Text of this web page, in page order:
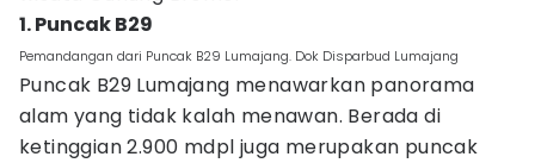
1. Puncak B29
Pemandangan dari Puncak B29 Lumajang. Dok Disparbud Lumajang
Puncak B29 Lumajang menawarkan panorama
alam yang tidak kalah menawan. Berada di
ketinggian 2.900 mdpl juga merupakan puncak